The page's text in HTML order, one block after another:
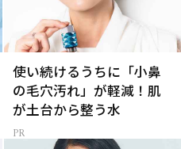
使い続けるうちに「小鼻
の毛穴汚れ」が軽減！肌
が土台から整う水